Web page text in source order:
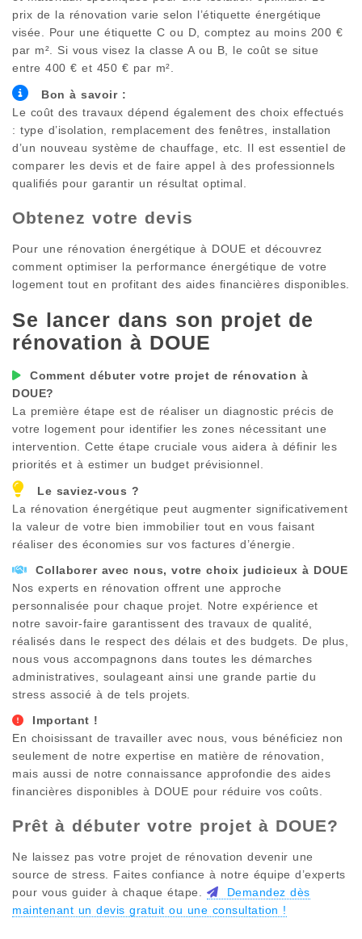
prix de la rénovation varie selon l’étiquette énergétique
visée. Pour une étiquette C ou D, comptez au moins 200 €
par m². Si vous visez la classe A ou B, le coût se situe
entre 400 € et 450 € par m².
Bon à savoir :
Le coût des travaux dépend également des choix effectués
: type d’isolation, remplacement des fenêtres, installation
d’un nouveau système de chauffage, etc. Il est essentiel de
comparer les devis et de faire appel à des professionnels
qualifiés pour garantir un résultat optimal.
Obtenez votre devis
Pour une rénovation énergétique à DOUE et découvrez
comment optimiser la performance énergétique de votre
logement tout en profitant des aides financières disponibles.
Se lancer dans son projet de
rénovation à DOUE
Comment débuter votre projet de rénovation à
DOUE?
La première étape est de réaliser un diagnostic précis de
votre logement pour identifier les zones nécessitant une
intervention. Cette étape cruciale vous aidera à définir les
priorités et à estimer un budget prévisionnel.
Le saviez-vous ?
La rénovation énergétique peut augmenter significativement
la valeur de votre bien immobilier tout en vous faisant
réaliser des économies sur vos factures d’énergie.
Collaborer avec nous, votre choix judicieux à DOUE
Nos experts en rénovation offrent une approche
personnalisée pour chaque projet. Notre expérience et
notre savoir-faire garantissent des travaux de qualité,
réalisés dans le respect des délais et des budgets. De plus,
nous vous accompagnons dans toutes les démarches
administratives, soulageant ainsi une grande partie du
stress associé à de tels projets.
Important !
En choisissant de travailler avec nous, vous bénéficiez non
seulement de notre expertise en matière de rénovation,
mais aussi de notre connaissance approfondie des aides
financières disponibles à DOUE pour réduire vos coûts.
Prêt à débuter votre projet à DOUE?
Ne laissez pas votre projet de rénovation devenir une
source de stress. Faites confiance à notre équipe d’experts
pour vous guider à chaque étape.
Demandez dès
maintenant un devis gratuit ou une consultation !